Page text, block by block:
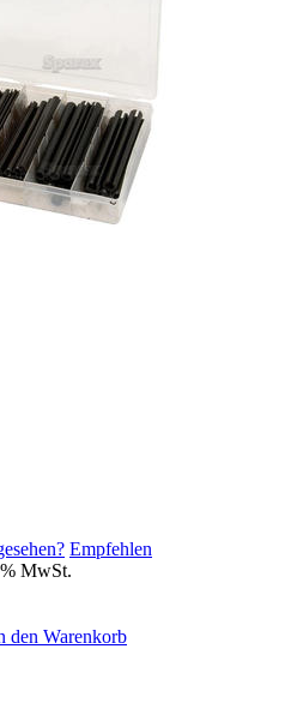
Empfehlen
MwSt.
den Warenkorb